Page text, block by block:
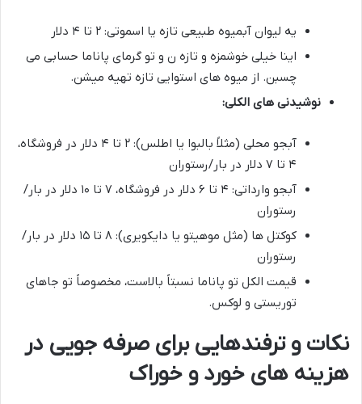
یه لیوان آبمیوه طبیعی تازه یا اسموتی: ۲ تا ۴ دلار
اینا خیلی خوشمزه و تازه ن و تو گرمای پاناما حسابی می
چسبن. از میوه های استوایی تازه تهیه میشن.
نوشیدنی های الکلی:
آبجو محلی (مثلاً بالبوا یا اطلس): ۲ تا ۴ دلار در فروشگاه،
۴ تا ۷ دلار در بار/رستوران
آبجو وارداتی: ۴ تا ۶ دلار در فروشگاه، ۷ تا ۱۰ دلار در بار/
رستوران
کوکتل ها (مثل موهیتو یا دایکویری): ۸ تا ۱۵ دلار در بار/
رستوران
قیمت الکل تو پاناما نسبتاً بالاست، مخصوصاً تو جاهای
توریستی و لوکس.
نکات و ترفندهایی برای صرفه جویی در
هزینه های خورد و خوراک